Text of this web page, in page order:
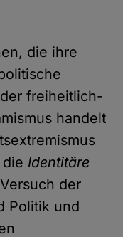
die ihre
freiheitlich-
handelt
Identitäre
der
Politik und